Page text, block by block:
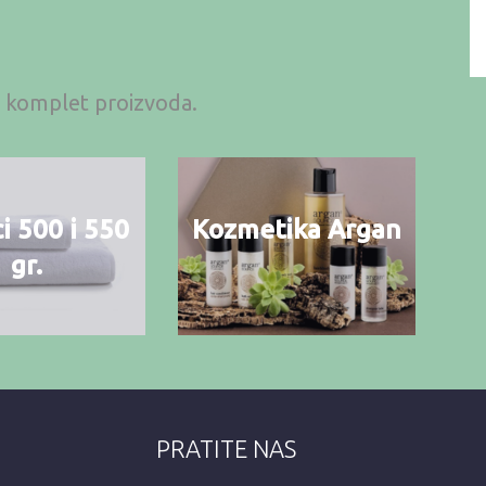
komplet proizvoda.
500 i 550
gr.
Kozmetika Argan
PRATITE NAS